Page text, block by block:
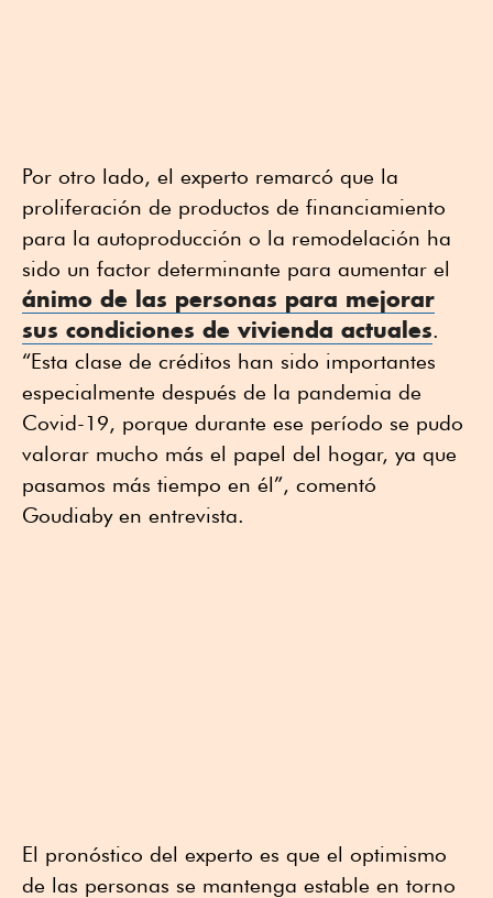
Por otro lado, el experto remarcó que la
proliferación de productos de financiamiento
para la autoproducción o la remodelación ha
sido un factor determinante para aumentar el
ánimo de las personas para mejorar
sus condiciones de vivienda actuales.
“Esta clase de créditos han sido importantes
especialmente después de la pandemia de
Covid-19, porque durante ese período se pudo
valorar mucho más el papel del hogar, ya que
pasamos más tiempo en él”, comentó
Goudiaby en entrevista.
El pronóstico del experto es que el optimismo
de las personas se mantenga estable en torno